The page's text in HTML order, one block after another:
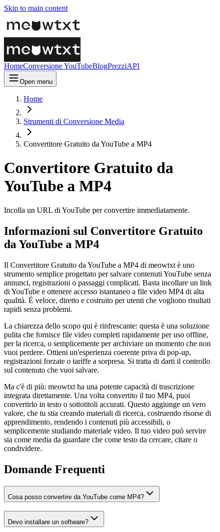
Skip to main content
HomeConversione YouTubeBlogPrezziAPI
Open menu
Home
Strumenti di Conversione Media
Convertitore Gratuito da YouTube a MP4
Convertitore Gratuito da
YouTube a MP4
Incolla un URL di YouTube per convertire immediatamente.
Informazioni sul Convertitore Gratuito
da YouTube a MP4
Il Convertitore Gratuito da YouTube a MP4 di meowtxt è uno
strumento semplice progettato per salvare contenuti YouTube senza
annunci, registrazioni o passaggi complicati. Basta incollare un link
di YouTube e ottenere accesso istantaneo a file video MP4 di alta
qualità. È veloce, diretto e costruito per utenti che vogliono risultati
rapidi senza problemi.
La chiarezza dello scopo qui è rinfrescante: questa è una soluzione
pulita che fornisce file video completi rapidamente per uso offline,
per la ricerca, o semplicemente per archiviare un momento che non
vuoi perdere. Ottieni un'esperienza coerente priva di pop-up,
registrazioni forzate o tariffe a sorpresa. Si tratta di darti il controllo
sul contenuto che vuoi salvare.
Ma c'è di più: meowtxt ha una potente capacità di trascrizione
integrata direttamente. Una volta convertito il tuo MP4, puoi
convertirlo in testo o sottotitoli accurati. Questo aggiunge un vero
valore, che tu stia creando materiali di ricerca, costruendo risorse di
apprendimento, rendendo i contenuti più accessibili, o
semplicemente studiando materiale video. Il tuo video può servire
sia come media da guardare che come testo da cercare, citare o
condividere.
Domande Frequenti
Cosa posso convertire da YouTube come MP4?
Devo installare un software?